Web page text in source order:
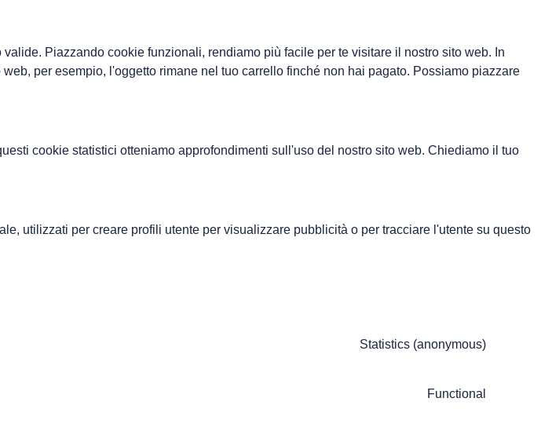
Piazzando cookie funzionali, rendiamo più facile per te visitare il nostro sito web. In
per esempio, l'oggetto rimane nel tuo carrello finché non hai pagato. Possiamo piazzare
cookie statistici otteniamo approfondimenti sull'uso del nostro sito web. Chiediamo il tuo
utilizzati per creare profili utente per visualizzare pubblicità o per tracciare l'utente su questo
Statistics (anonymous)
Functional